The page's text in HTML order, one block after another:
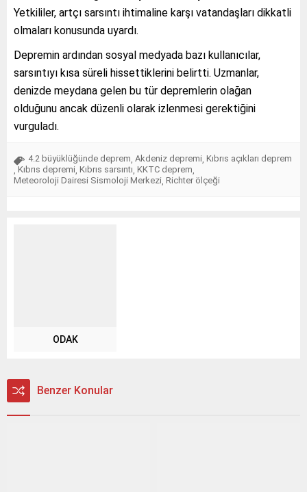
Yetkililer, artçı sarsıntı ihtimaline karşı vatandaşları dikkatli
olmaları konusunda uyardı.
Depremin ardından sosyal medyada bazı kullanıcılar,
sarsıntıyı kısa süreli hissettiklerini belirtti. Uzmanlar,
denizde meydana gelen bu tür depremlerin olağan
olduğunu ancak düzenli olarak izlenmesi gerektiğini
vurguladı.
4.2 büyüklüğünde deprem Akdeniz depremi Kıbrıs açıkları deprem
Kıbrıs depremi Kıbrıs sarsıntı KKTC deprem
Meteoroloji Dairesi Sismoloji Merkezi Richter ölçeği
ODAK
Benzer Konular